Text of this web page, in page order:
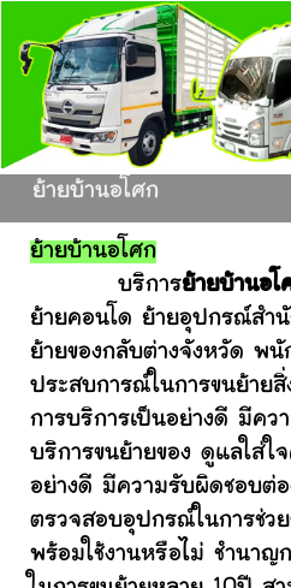
ย้ายบ้านอโศก
ย้ายบ้านอโศก
บริการย้ายบ้านอโ
ย้ายคอนโด ย้ายอุปกรณ์สำ
ย้ายของกลับต่างจังหวัด พ
ประสบการณ์ในการขนย้ายสิ่
การบริการเป็นอย่างดี มีคว
บริการขนย้ายของ ดูแลใส่ใ
อย่างดี มีความรับผิดชอบต่
ตรวจสอบอุปกรณ์ในการช่ว
พร้อมใช้งานหรือไม่ ชำนาญ